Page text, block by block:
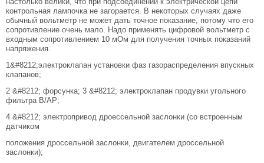
контрольная лампочка не загорается. В некоторых случаях даже
обычный вольтметр не может дать точное показание, потому что его
сопротивление очень мало. Надо применять цифровой вольтметр с
входным сопротивлением 10 мОм для получения точных показаний
напряжения.
1&#8212;электроклапан установки фаз газораспределения впускных
клапанов;
2 &#8212; форсунка; 3 &#8212; электроклапан продувки угольного
фильтра В/АР;
4 &#8212; электропривод дроессельной заслонки (со встроенным
датчиком
положения дроссельной заслонки, двигателем дроссельной
заслонки);